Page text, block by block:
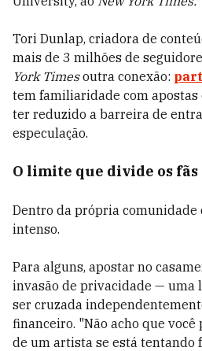
Tori Dunlap, criadora de
mais de 3 milhões de
York Timesoutra conexão:
tem familiaridade com apostas
ter reduzido a barreira de
especulação.
O limite que divide os fãs
Dentro da própria comunidade
intenso.
Para alguns, apostar no
invasão de privacidade — uma
ser cruzada
financeiro. "Não acho que você
de um artista se está tentando